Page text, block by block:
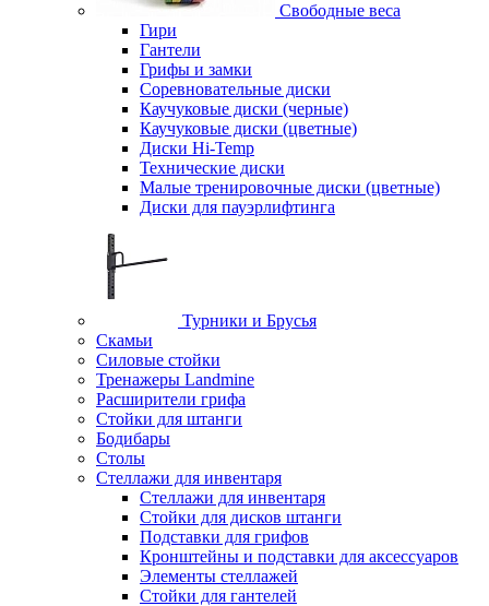
Свободные веса
Гири
Гантели
Грифы и замки
Соревновательные диски
Каучуковые диски (черные)
Каучуковые диски (цветные)
Диски Hi-Temp
Технические диски
Малые тренировочные диски (цветные)
Диски для пауэрлифтинга
Турники и Брусья
Скамьи
Силовые стойки
Тренажеры Landmine
Расширители грифа
Стойки для штанги
Бодибары
Столы
Стеллажи для инвентаря
Стеллажи для инвентаря
Стойки для дисков штанги
Подставки для грифов
Кронштейны и подставки для аксессуаров
Элементы стеллажей
Стойки для гантелей